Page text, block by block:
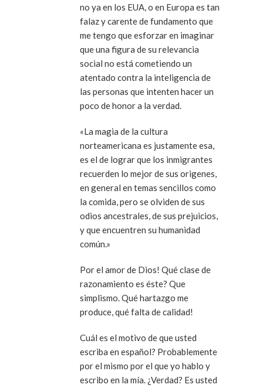
no ya en los EUA, o en Europa es tan
falaz y carente de fundamento que
me tengo que esforzar en imaginar
que una figura de su relevancia
social no está cometiendo un
atentado contra la inteligencia de
las personas que intenten hacer un
poco de honor a la verdad.
«La magia de la cultura
norteamericana es justamente esa,
es el de lograr que los inmigrantes
recuerden lo mejor de sus origenes,
en general en temas sencillos como
la comida, pero se olviden de sus
odios ancestrales, de sus prejuicios,
y que encuentren su humanidad
común.»
Por el amor de Dios! Qué clase de
razonamiento es éste? Que
simplismo. Qué hartazgo me
produce, qué falta de calidad!
Cuál es el motivo de que usted
escriba en español? Probablemente
por el mismo por el que yo hablo y
escribo en la mía. ¿Verdad? Es usted